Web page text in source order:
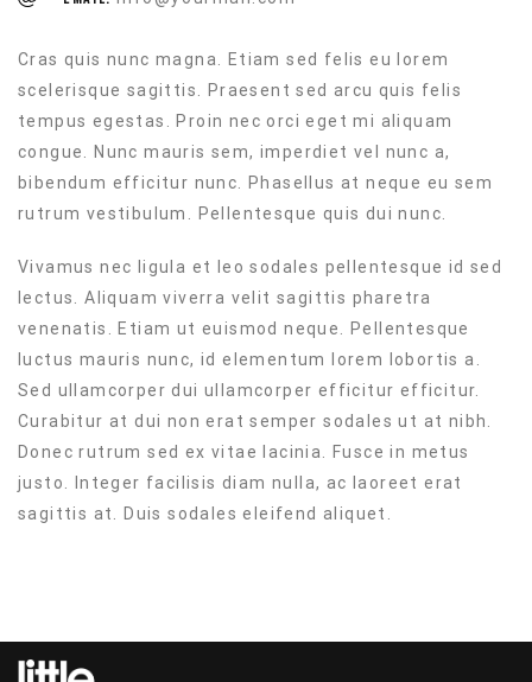
Cras quis nunc magna. Etiam sed felis eu lorem
scelerisque sagittis. Praesent sed arcu quis felis
tempus egestas. Proin nec orci eget mi aliquam
congue. Nunc mauris sem, imperdiet vel nunc a,
bibendum efficitur nunc. Phasellus at neque eu sem
rutrum vestibulum. Pellentesque quis dui nunc.
Vivamus nec ligula et leo sodales pellentesque id sed
lectus. Aliquam viverra velit sagittis pharetra
venenatis. Etiam ut euismod neque. Pellentesque
luctus mauris nunc, id elementum lorem lobortis a.
Sed ullamcorper dui ullamcorper efficitur efficitur.
Curabitur at dui non erat semper sodales ut at nibh.
Donec rutrum sed ex vitae lacinia. Fusce in metus
justo. Integer facilisis diam nulla, ac laoreet erat
sagittis at. Duis sodales eleifend aliquet.